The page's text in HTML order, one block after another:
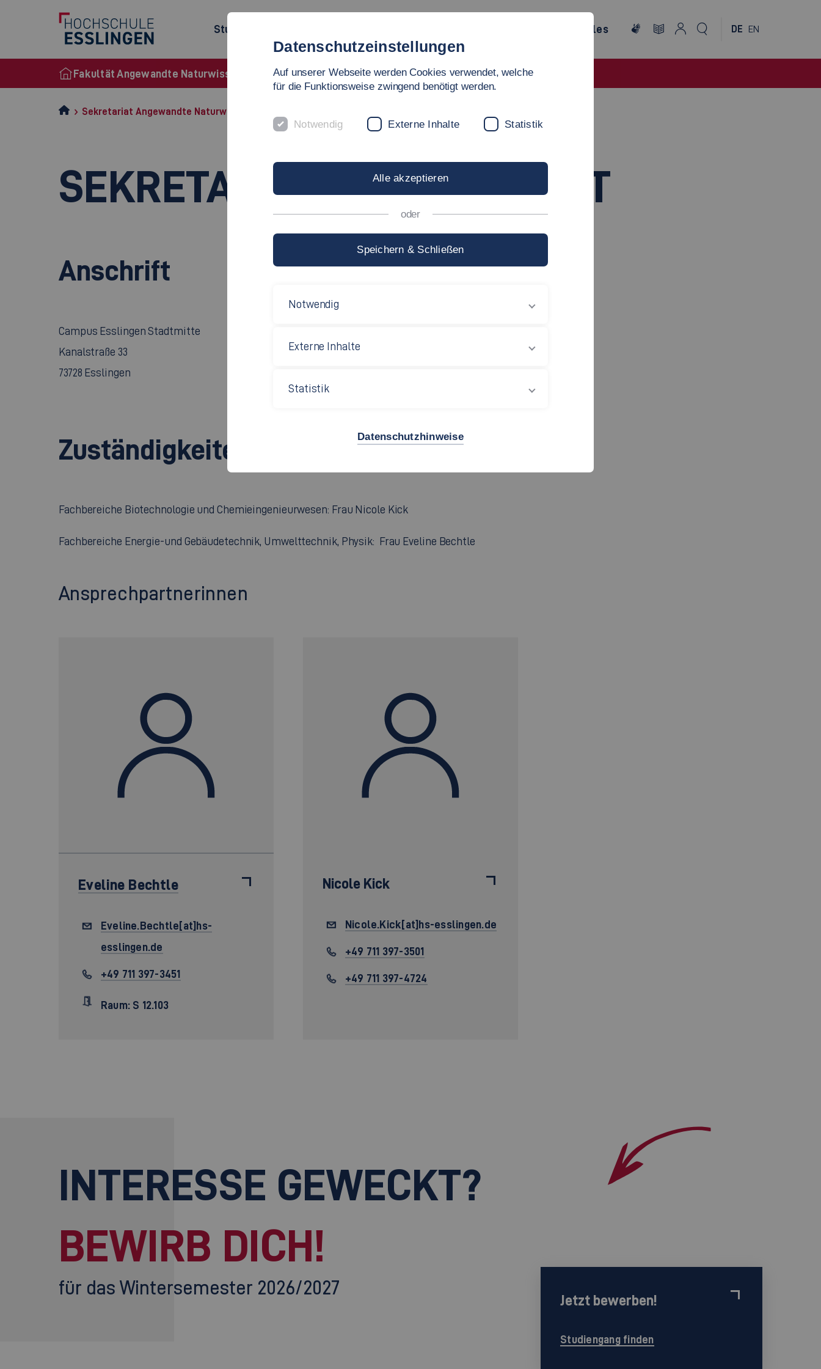
Studienangebot Internationales DE EN
Fakultät Angewandte Naturwissenschaften, Energie- und Gebäudetechnik
Sekretariat Angewandte Naturwissenschaften, Energie und Gebäudetechnik
SEKRETARIAT DER FAKULTÄT
Anschrift
Campus Esslingen Stadtmitte
Kanalstraße 33
73728 Esslingen
Zuständigkeiten
Fachbereiche Biotechnologie und Chemieingenieurwesen: Frau Nicole Kick
Fachbereiche Energie-und Gebäudetechnik, Umwelttechnik, Physik: Frau Eveline Bechtle
Ansprechpartnerinnen
Eveline Bechtle
Eveline.Bechtle[at]hs-
esslingen.de
+49 711 397-3451
Raum: S 12.103
Nicole Kick
Nicole.Kick[at]hs-esslingen.de
+49 711 397-3501
+49 711 397-4724
INTERESSE GEWECKT?
BEWIRB DICH!
für das Wintersemester 2026/2027
Jetzt bewerben!
Studiengang finden
Datenschutzeinstellungen
Auf unserer Webseite werden Cookies verwendet, welche
für die Funktionsweise zwingend benötigt werden.
Notwendig Externe Inhalte Statistik
Alle akzeptieren
oder
Speichern & Schließen
Notwendig
Externe Inhalte
Statistik
Datenschutzhinweise